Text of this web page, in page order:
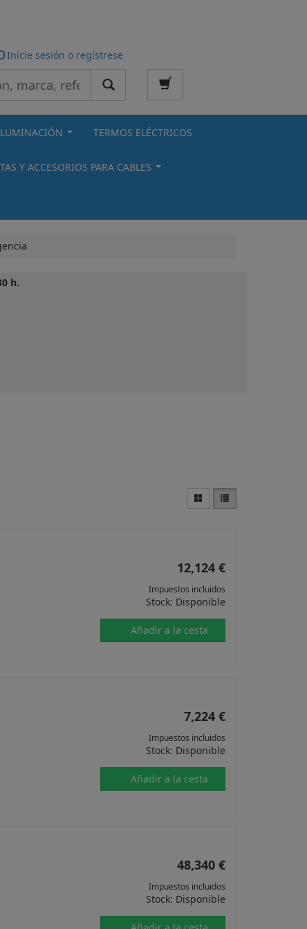
Inicie sesión o regístrese
TERMOS ELÉCTRICOS
Y ACCESORIOS PARA CABLES
h.
12,124 €
Impuestos incluidos
Stock: Disponible
Añadir a la cesta
7,224 €
Impuestos incluidos
Stock: Disponible
Añadir a la cesta
48,340 €
Impuestos incluidos
Stock: Disponible